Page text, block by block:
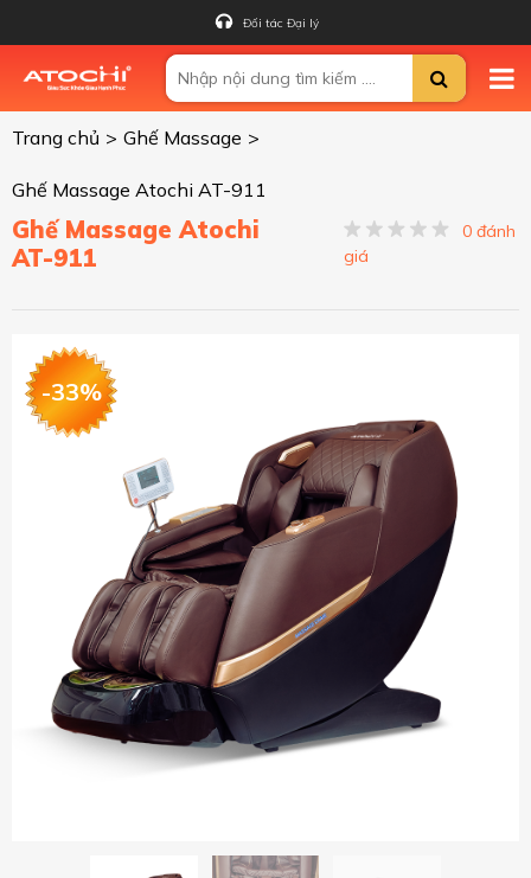
Đối tác Đại lý
Trang chủ > Ghế Massage >
Ghế Massage Atochi AT-911
Ghế Massage Atochi
AT-911
0 đánh
giá
-33%